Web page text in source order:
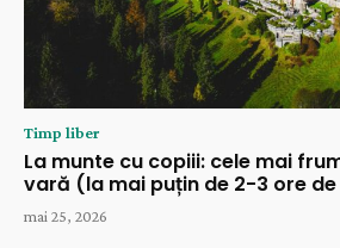
Timp liber
La munte cu copiii: cele mai
vară (la mai puțin de 2-3 ore
mai 25, 2026